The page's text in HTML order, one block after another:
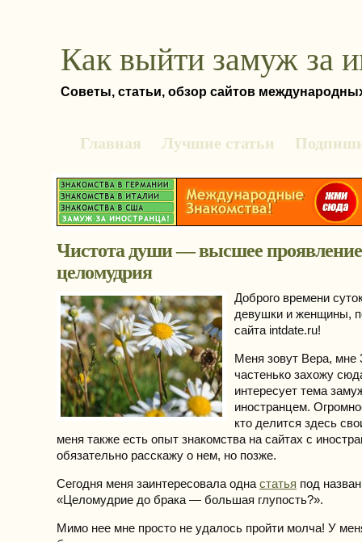
Как выйти замуж за
Советы, статьи, обзор сайтов
Главная Лучшие статьи
Чистота души — высшее проявление
целомудрия
Доброго времени
девушки и женщины,
сайта intdate.ru!
Меня зовут Вера, мне
частенько захожу
интересует тема
иностранцем.
кто делится здесь
меня также есть опыт знакомства на сайтах с
обязательно расскажу о нем, но позже.
Сегодня меня заинтересовала одна статья под
«Целомудрие до брака — большая глупость?».
Мимо нее мне просто не удалось пройти молча! У